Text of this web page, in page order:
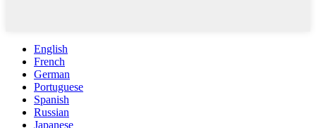
English
French
German
Portuguese
Spanish
Russian
Japanese